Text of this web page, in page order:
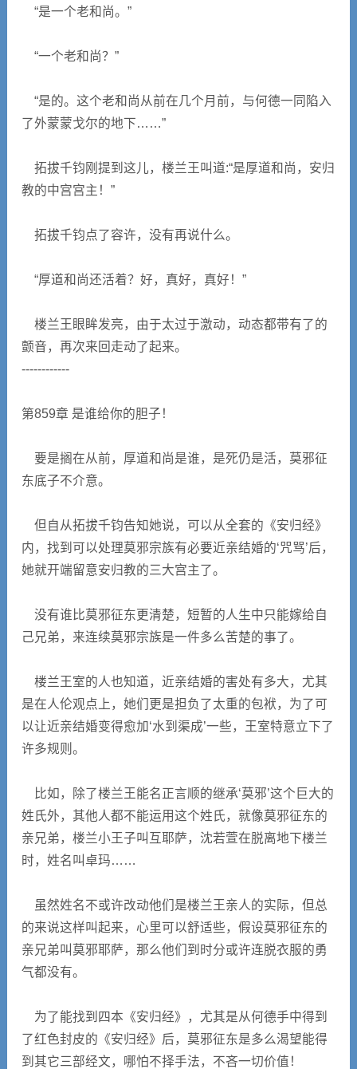
“是一个老和尚。”
“一个老和尚？”
“是的。这个老和尚从前在几个月前，与何德一同陷入
了外蒙蒙戈尔的地下……”
拓拔千钧刚提到这儿，楼兰王叫道:“是厚道和尚，安归
教的中宫宫主！”
拓拔千钧点了容许，没有再说什么。
“厚道和尚还活着？好，真好，真好！”
楼兰王眼眸发亮，由于太过于激动，动态都带有了的
颤音，再次来回走动了起来。
------------
第859章 是谁给你的胆子！
要是搁在从前，厚道和尚是谁，是死仍是活，莫邪征
东底子不介意。
但自从拓拔千钧告知她说，可以从全套的《安归经》
内，找到可以处理莫邪宗族有必要近亲结婚的‘咒骂’后，
她就开端留意安归教的三大宫主了。
没有谁比莫邪征东更清楚，短暂的人生中只能嫁给自
己兄弟，来连续莫邪宗族是一件多么苦楚的事了。
楼兰王室的人也知道，近亲结婚的害处有多大，尤其
是在人伦观点上，她们更是担负了太重的包袱，为了可
以让近亲结婚变得愈加‘水到渠成’一些，王室特意立下了
许多规则。
比如，除了楼兰王能名正言顺的继承‘莫邪’这个巨大的
姓氏外，其他人都不能运用这个姓氏，就像莫邪征东的
亲兄弟，楼兰小王子叫互耶萨，沈若萱在脱离地下楼兰
时，姓名叫卓玛……
虽然姓名不或许改动他们是楼兰王亲人的实际，但总
的来说这样叫起来，心里可以舒适些，假设莫邪征东的
亲兄弟叫莫邪耶萨，那么他们到时分或许连脱衣服的勇
气都没有。
为了能找到四本《安归经》，尤其是从何德手中得到
了红色封皮的《安归经》后，莫邪征东是多么渴望能得
到其它三部经文，哪怕不择手法，不吝一切价值！